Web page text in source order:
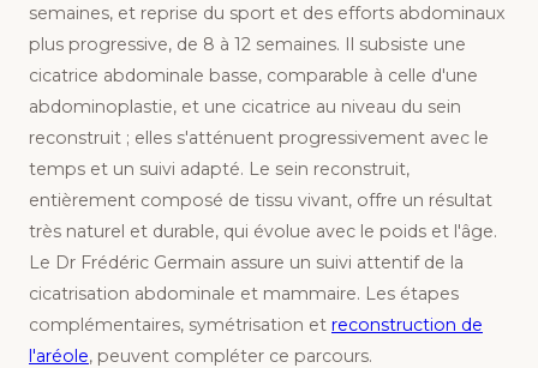
semaines, et reprise du sport et des efforts abdominaux
plus progressive, de 8 à 12 semaines. Il subsiste une
cicatrice abdominale basse, comparable à celle d'une
abdominoplastie, et une cicatrice au niveau du sein
reconstruit ; elles s'atténuent progressivement avec le
temps et un suivi adapté. Le sein reconstruit,
entièrement composé de tissu vivant, offre un résultat
très naturel et durable, qui évolue avec le poids et l'âge.
Le Dr Frédéric Germain assure un suivi attentif de la
cicatrisation abdominale et mammaire. Les étapes
complémentaires, symétrisation et reconstruction de
l'aréole, peuvent compléter ce parcours.